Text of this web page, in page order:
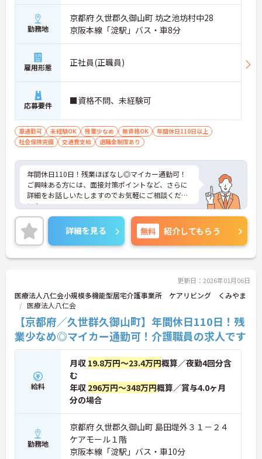
勤務地
京都府 久世郡久御山町 坊之池坊村中28
京阪本線「淀駅」バス・車8分
雇用形態 正社員(正職員)
応募要件 ■資格不問、未経験可
車通勤可 未経験OK 残業少なめ 無資格OK
年間休日110日以上
社会保険完備
交通費支給 退職金制度あり
年間休日110日！残業ほぼなし◎マイカー通勤可！
ご興味ある方には、面接対策ポイントなど、さらに
詳細をお話しいたしますのでお気軽にご相談くださ
い！
詳細を見る 無料 紹介してもらう
更新日：2026年01月06日
医療法人八仁会小規模多機能型居宅介護事業所 ケアリビング くみやま
医療法人八仁会
【京都府／久世群久御山町】年間休日110日！残
業少なめ◎マイカー通勤可！介護職員の求人です
給料
月収 19.8万円～23.4万円概算／夜勤4回分含
む
年収 296万円～348万円概算／賞与4.0ヶ月
分の場合
勤務地
京都府 久世郡久御山町 島田堤外３１－２４
ケアモール１階
京阪本線「淀駅」バス・車10分